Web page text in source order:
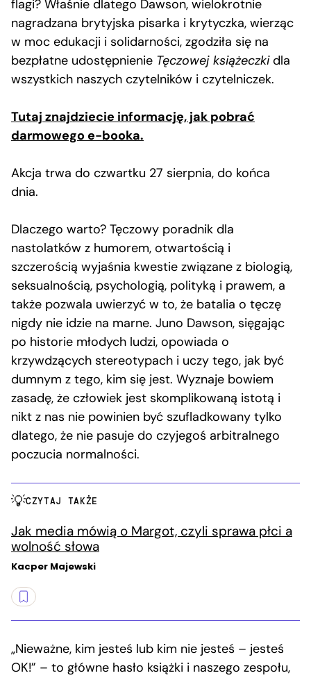
flagi? Właśnie dlatego Dawson, wielokrotnie
nagradzana brytyjska pisarka i krytyczka, wierząc
w moc edukacji i solidarności, zgodziła się na
bezpłatne udostępnienie Tęczowej książeczkidla
wszystkich naszych czytelników i czytelniczek.
Tutaj znajdziecie informację, jak pobrać
darmowego e-booka.
Akcja trwa do czwartku 27 sierpnia, do końca
dnia.
Dlaczego warto? Tęczowy poradnik dla
nastolatków z humorem, otwartością i
szczerością wyjaśnia kwestie związane z biologią,
seksualnością, psychologią, polityką i prawem, a
także pozwala uwierzyć w to, że batalia o tęczę
nigdy nie idzie na marne. Juno Dawson, sięgając
po historie młodych ludzi, opowiada o
krzywdzących stereotypach i uczy tego, jak być
dumnym z tego, kim się jest. Wyznaje bowiem
zasadę, że człowiek jest skomplikowaną istotą i
nikt z nas nie powinien być szufladkowany tylko
dlatego, że nie pasuje do czyjegoś arbitralnego
poczucia normalności.
CZYTAJ TAKŻE
Jak media mówią o Margot, czyli sprawa płci a
wolność słowa
Kacper Majewski
„Nieważne, kim jesteś lub kim nie jesteś – jesteś
OK!” – to główne hasło książki i naszego zespołu,